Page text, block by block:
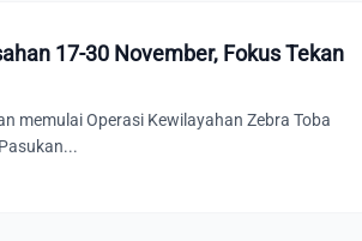
17-30 November, Fokus Tekan
memulai Operasi Kewilayahan Zebra Toba